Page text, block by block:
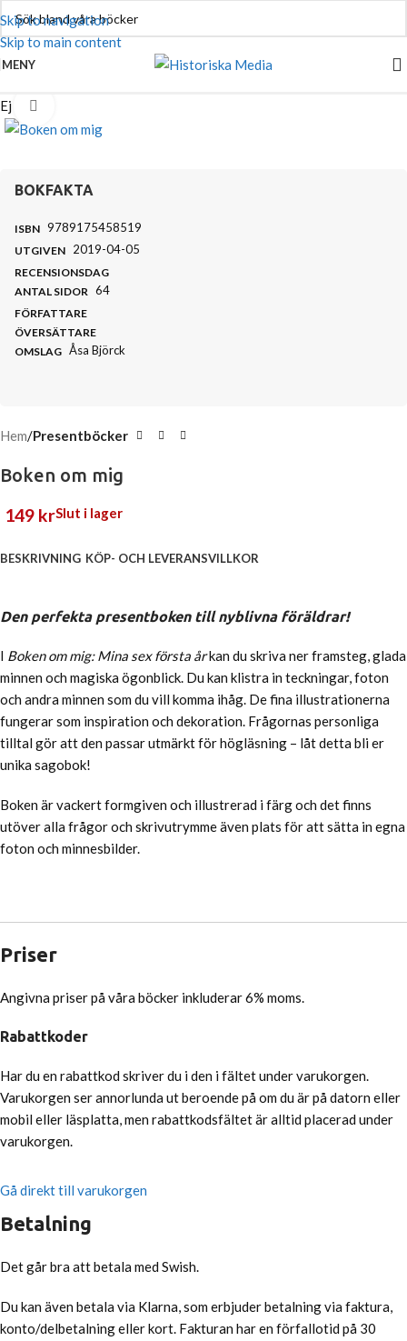
Skip to navigation
Skip to main content
MENY
Ej i lager
BOKFAKTA
ISBN 9789175458519
UTGIVEN 2019-04-05
RECENSIONSDAG
ANTAL SIDOR 64
FÖRFATTARE
ÖVERSÄTTARE
OMSLAG Åsa Björck
Hem Presentböcker
Boken om mig
149 krSlut i lager
BESKRIVNING KÖP- OCH LEVERANSVILLKOR
Den perfekta presentboken till nyblivna föräldrar!
I Boken om mig: Mina sex första årkan du skriva ner framsteg, glada
minnen och magiska ögonblick. Du kan klistra in teckningar, foton
och andra minnen som du vill komma ihåg. De fina illustrationerna
fungerar som inspiration och dekoration. Frågornas personliga
tilltal gör att den passar utmärkt för högläsning – låt detta bli er
unika sagobok!
Boken är vackert formgiven och illustrerad i färg och det finns
utöver alla frågor och skrivutrymme även plats för att sätta in egna
foton och minnesbilder.
Priser
Angivna priser på våra böcker inkluderar 6% moms.
Rabattkoder
Har du en rabattkod skriver du i den i fältet under varukorgen.
Varukorgen ser annorlunda ut beroende på om du är på datorn eller
mobil eller läsplatta, men rabattkodsfältet är alltid placerad under
varukorgen.
Gå direkt till varukorgen
Betalning
Det går bra att betala med Swish.
Du kan även betala via Klarna, som erbjuder betalning via faktura,
konto/delbetalning eller kort. Fakturan har en förfallotid på 30